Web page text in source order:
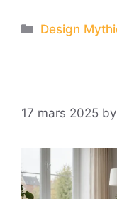
Categories
Design
17 mars 2025 by